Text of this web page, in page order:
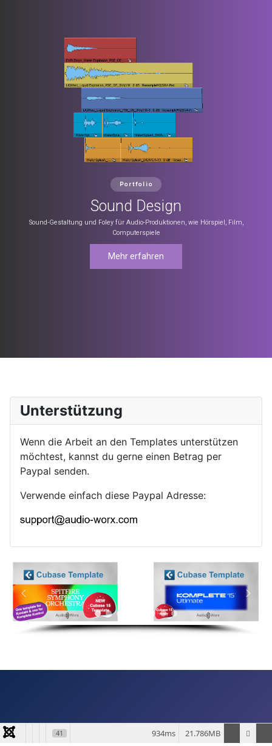
Portfolio
Sound Design
Sound-Gestaltung und Foley für Audio-Produktionen, wie Hörspiel, Film,
Computerspiele
Mehr erfahren
Unterstützung
Wenn die Arbeit an den Templates unterstützen
möchtest, kannst du gerne einen Betrag per
Paypal senden.
Verwende einfach diese Paypal Adresse:
41 21.786MB
934ms